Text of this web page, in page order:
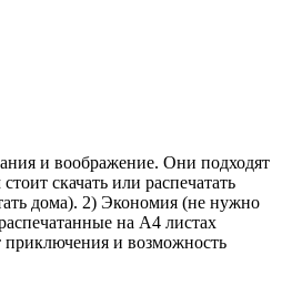
и воображение. Они подходят
скачать или распечатать
дома). 2) Экономия (не нужно
на A4 листах
приключения и возможность